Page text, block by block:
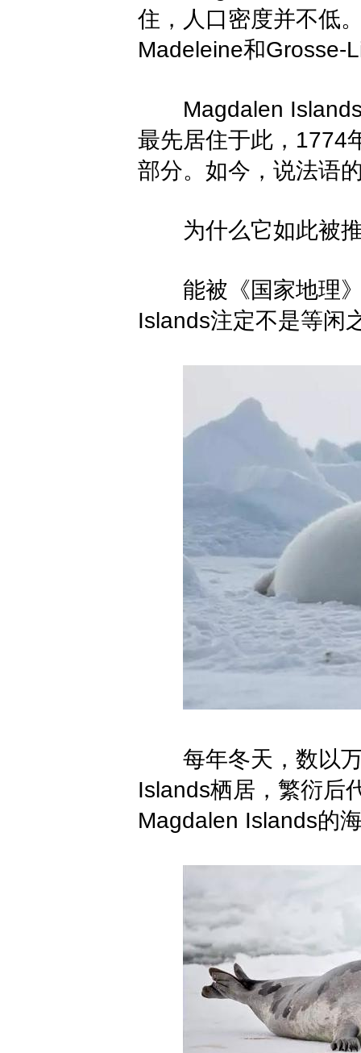
住，人口密度并不低
Madeleine和Grosse-
Magdalen Islands
最先居住于此，1774
部分。如今，说法语
为什么它如此被
能被《国家地理》
Islands注定不是等闲
每年冬天，数以
Islands栖居，繁衍后
Magdalen Islands的